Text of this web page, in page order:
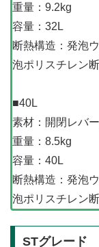
重量：9.2kg
容量：32L
断熱構造：発泡
泡ポリスチレン
■40L
素材：開閉レバ
重量：8.5kg
容量：40L
断熱構造：発泡
泡ポリスチレン
STグレード